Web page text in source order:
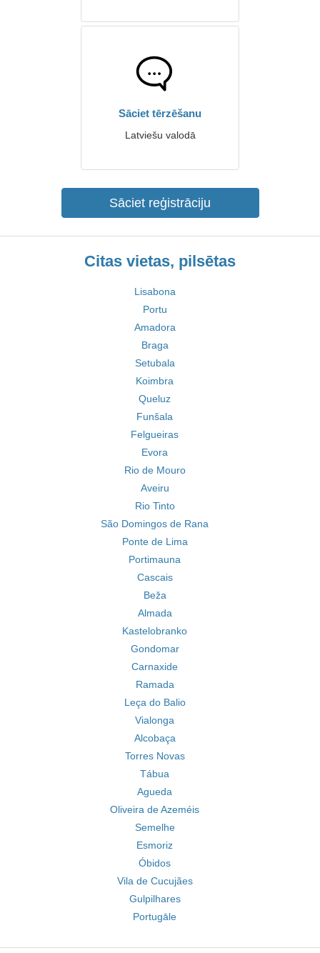
Sāciet tērzēšanu
Latviešu valodā
Sāciet reģistrāciju
Citas vietas, pilsētas
Lisabona
Portu
Amadora
Braga
Setubala
Koimbra
Queluz
Funšala
Felgueiras
Evora
Rio de Mouro
Aveiru
Rio Tinto
São Domingos de Rana
Ponte de Lima
Portimauna
Cascais
Beža
Almada
Kastelobranko
Gondomar
Carnaxide
Ramada
Leça do Balio
Vialonga
Alcobaça
Torres Novas
Tábua
Agueda
Oliveira de Azeméis
Semelhe
Esmoriz
Óbidos
Vila de Cucujães
Gulpilhares
Portugāle